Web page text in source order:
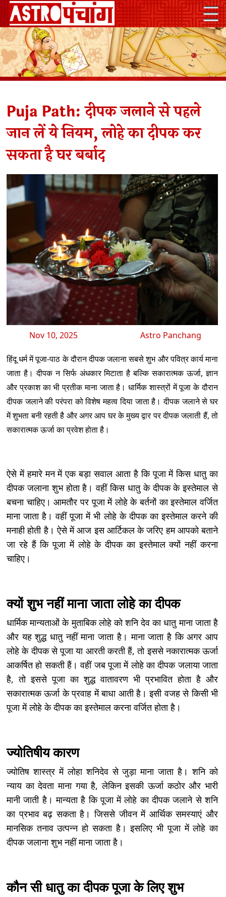
Puja Path: दीपक जलाने से पहले
जान लें ये नियम, लोहे का दीपक कर
सकता है घर बर्बाद
Nov 10, 2025 Astro Panchang
हिंदू धर्म में पूजा-पाठ के दौरान दीपक जलाना सबसे शुभ और पवित्र कार्य माना
जाता है। दीपक न सिर्फ अंधकार मिटाता है बल्कि सकारात्मक ऊर्जा, ज्ञान
और प्रकाश का भी प्रतीक माना जाता है। धार्मिक शास्त्रों में पूजा के दौरान
दीपक जलाने की परंपरा को विशेष महत्व दिया जाता है। दीपक जलाने से घर
में शुभता बनी रहती है और अगर आप घर के मुख्य द्वार पर दीपक जलाती हैं, तो
सकारात्मक ऊर्जा का प्रवेश होता है।
ऐसे में हमारे मन में एक बड़ा सवाल आता है कि पूजा में किस धातु का
दीपक जलाना शुभ होता है। वहीं किस धातु के दीपक के इस्तेमाल से
बचना चाहिए। आमतौर पर पूजा में लोहे के बर्तनों का इस्तेमाल वर्जित
माना जाता है। वहीं पूजा में भी लोहे के दीपक का इस्तेमाल करने की
मनाही होती है। ऐसे में आज इस आर्टिकल के जरिए हम आपको बताने
जा रहे हैं कि पूजा में लोहे के दीपक का इस्तेमाल क्यों नहीं करना
चाहिए।
क्यों शुभ नहीं माना जाता लोहे का दीपक
धार्मिक मान्यताओं के मुताबिक लोहे को शनि देव का धातु माना जाता है
और यह शुद्ध धातु नहीं माना जाता है। माना जाता है कि अगर आप
लोहे के दीपक से पूजा या आरती करती हैं, तो इससे नकारात्मक ऊर्जा
आकर्षित हो सकती हैं। वहीं जब पूजा में लोहे का दीपक जलाया जाता
है, तो इससे पूजा का शुद्ध वातावरण भी प्रभावित होता है और
सकारात्मक ऊर्जा के प्रवाह में बाधा आती है। इसी वजह से किसी भी
पूजा में लोहे के दीपक का इस्तेमाल करना वर्जित होता है।
ज्योतिषीय कारण
ज्योतिष शास्त्र में लोहा शनिदेव से जुड़ा माना जाता है। शनि को
न्याय का देवता माना गया है, लेकिन इसकी ऊर्जा कठोर और भारी
मानी जाती है। मान्यता है कि पूजा में लोहे का दीपक जलाने से शनि
का प्रभाव बढ़ सकता है। जिससे जीवन में आर्थिक समस्याएं और
मानसिक तनाव उत्पन्न हो सकता है। इसलिए भी पूजा में लोहे का
दीपक जलाना शुभ नहीं माना जाता है।
कौन सी धातु का दीपक पूजा के लिए शुभ